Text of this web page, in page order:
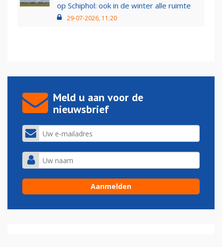
op Schiphol: ook in de winter alle ruimte
29-07-2026, 11:20
Meld u aan voor de
nieuwsbrief